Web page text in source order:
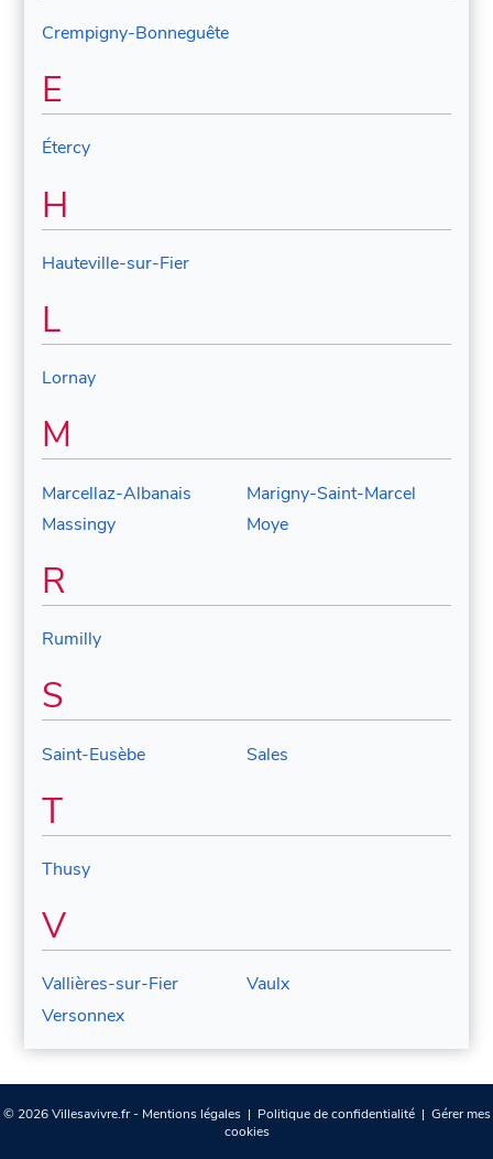
Crempigny-Bonneguête
E
Étercy
H
Hauteville-sur-Fier
L
Lornay
M
Marcellaz-Albanais
Marigny-Saint-Marcel
Massingy
Moye
R
Rumilly
S
Saint-Eusèbe Sales
T
Thusy
V
Vallières-sur-Fier
Vaulx
Versonnex
© 2026 Villesavivre.fr - Mentions légales| Politique de confidentialité| Gérer mes
cookies